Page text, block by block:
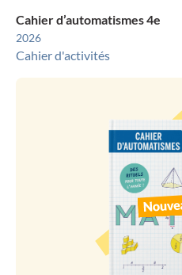
Cahier d’automatismes 4e
2026
Cahier d'activités